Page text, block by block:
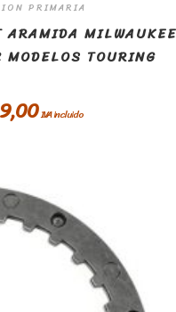
PRIMARIA
ARAMIDA
TOURING
IVA incluido